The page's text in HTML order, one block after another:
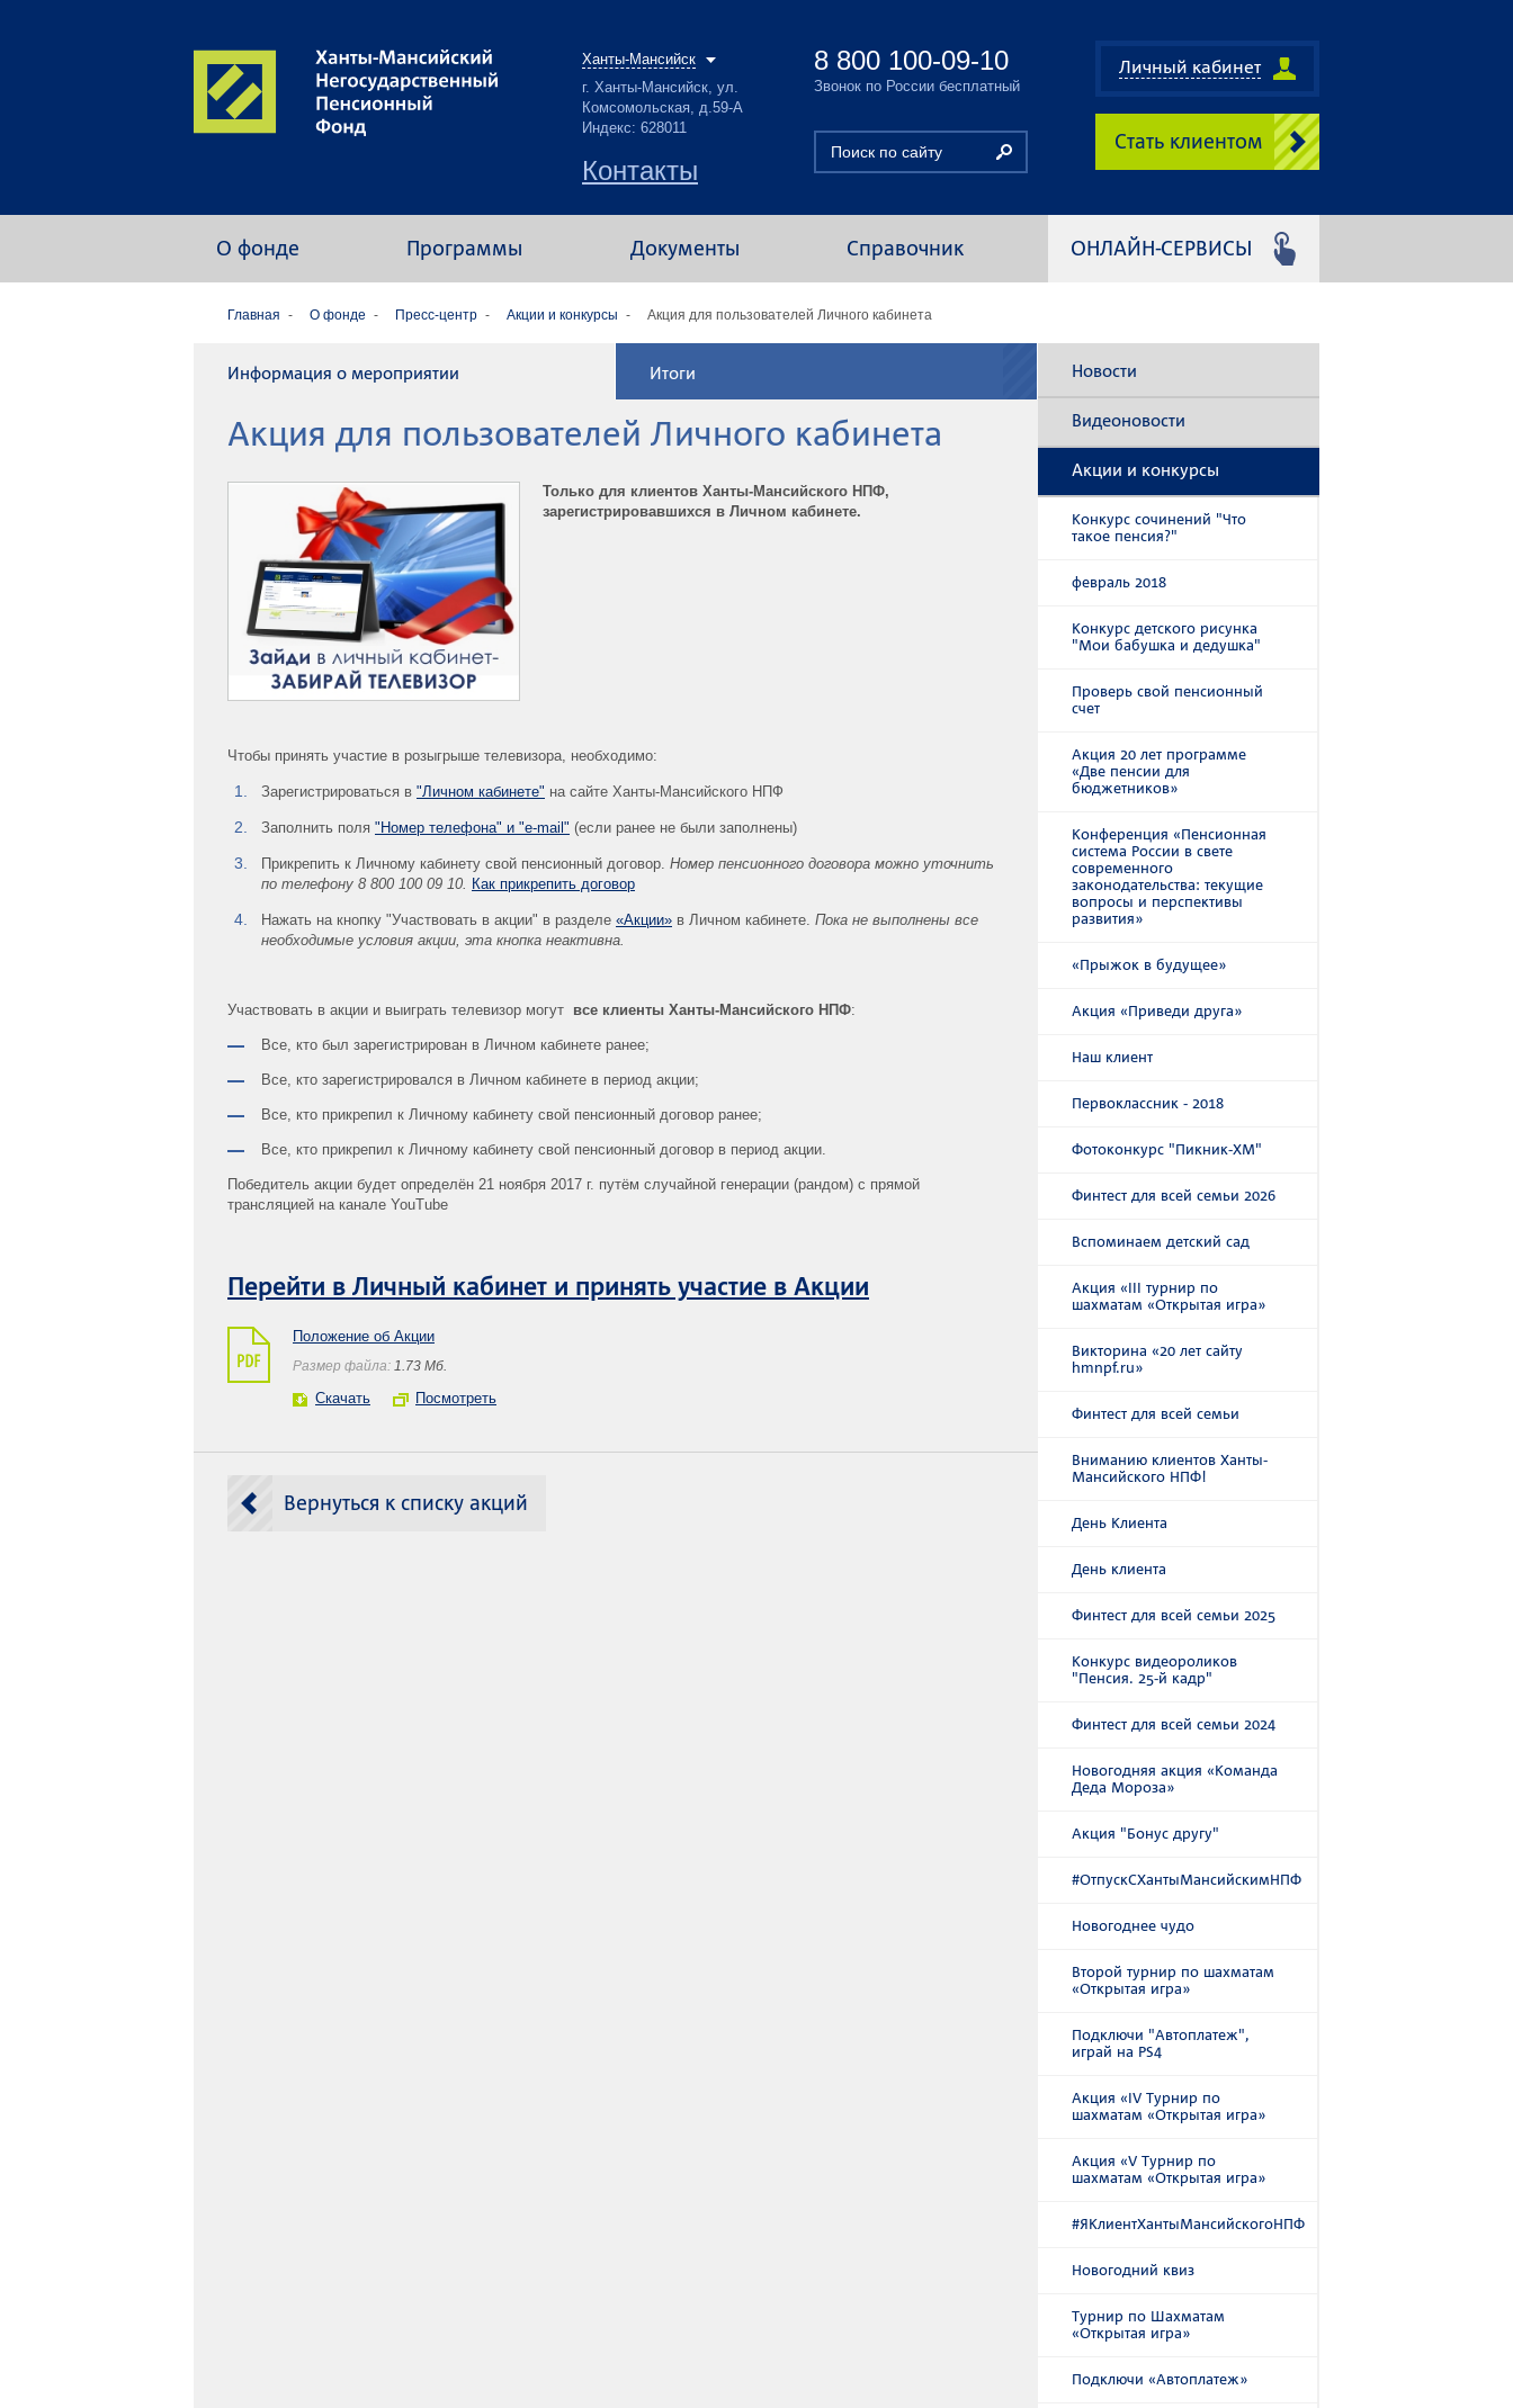
Ханты-Мансийск
г. Ханты-Мансийск, ул.
Комсомольская, д.59-А
Индекс: 628011
Контакты
8 800 100-09-10
Звонок по России бесплатный
Личный кабинет
Стать клиентом
О фонде Программы Документы Справочник ОНЛАЙН-СЕРВИСЫ
Главная О фонде Пресс-центр Акции и конкурсы Акция для пользователей Личного кабинета
Информация о мероприятии Итоги
Акция для пользователей Личного кабинета
Только для клиентов Ханты-Мансийского НПФ,
зарегистрировавшихся в Личном кабинете.
Чтобы принять участие в розыгрыше телевизора, необходимо:
Зарегистрироваться в "Личном кабинете" на сайте Ханты-Мансийского НПФ
Заполнить поля "Номер телефона" и "e-mail" (если ранее не были заполнены)
Прикрепить к Личному кабинету свой пенсионный договор. Номер пенсионного договора можно уточнить
по телефону 8 800 100 09 10. Как прикрепить договор
Нажать на кнопку "Участвовать в акции" в разделе «Акции» в Личном кабинете. Пока не выполнены все
необходимые условия акции, эта кнопка неактивна.
Участвовать в акции и выиграть телевизор могут все клиенты Ханты-Мансийского НПФ:
Все, кто был зарегистрирован в Личном кабинете ранее;
Все, кто зарегистрировался в Личном кабинете в период акции;
Все, кто прикрепил к Личному кабинету свой пенсионный договор ранее;
Все, кто прикрепил к Личному кабинету свой пенсионный договор в период акции.
Победитель акции будет определён 21 ноября 2017 г. путём случайной генерации (рандом) с прямой
трансляцией на канале YouTube
Перейти в Личный кабинет и принять участие в Акции
Положение об Акции
Размер файла: 1.73 Mб.
Скачать Посмотреть
Вернуться к списку акций
Новости
Видеоновости
Акции и конкурсы
Конкурс сочинений "Что
такое пенсия?"
февраль 2018
Конкурс детского рисунка
"Мои бабушка и дедушка"
Проверь свой пенсионный
счет
Акция 20 лет программе
«Две пенсии для
бюджетников»
Конференция «Пенсионная
система России в свете
современного
законодательства: текущие
вопросы и перспективы
развития»
«Прыжок в будущее»
Акция «Приведи друга»
Наш клиент
Первоклассник - 2018
Фотоконкурс "Пикник-ХМ"
Финтест для всей семьи 2026
Вспоминаем детский сад
Акция «III турнир по
шахматам «Открытая игра»
Викторина «20 лет сайту
hmnpf.ru»
Финтест для всей семьи
Вниманию клиентов Ханты-
Мансийского НПФ!
День Клиента
День клиента
Финтест для всей семьи 2025
Конкурс видеороликов
"Пенсия. 25-й кадр"
Финтест для всей семьи 2024
Новогодняя акция «Команда
Деда Мороза»
Акция "Бонус другу"
#ОтпускСХантыМансийскимНПФ
Новогоднее чудо
Второй турнир по шахматам
«Открытая игра»
Подключи "Автоплатеж",
играй на PS4
Акция «IV Турнир по
шахматам «Открытая игра»
Акция «V Турнир по
шахматам «Открытая игра»
#ЯКлиентХантыМансийскогоНПФ
Новогодний квиз
Турнир по Шахматам
«Открытая игра»
Подключи «Автоплатеж»